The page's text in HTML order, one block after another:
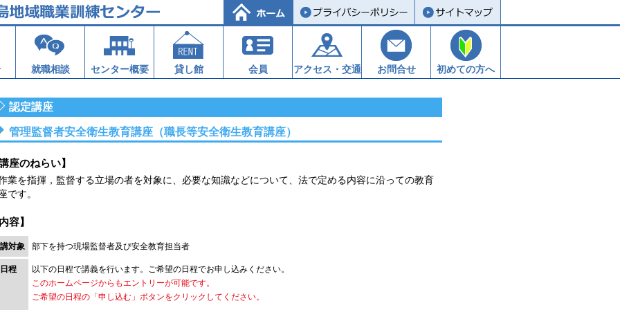
就職相談 センター概要 貸し館 会員 アクセス・交通 お問合せ 初めての方へ
認定講座
管理監督者安全衛生教育講座（職長等安全衛生教育講座）
座のねらい】
を指揮，監督する立場の者を対象に、必要な知識などについて、法で定める内容に沿っての教育
です。
容】
対象 部下を持つ現場監督者及び安全教育担当者
日程
以下の日程で講義を行います。ご希望の日程でお申し込みください。
このホームページからもエントリーが可能です。
ご希望の日程の「申し込む」ボタンをクリックしてください。